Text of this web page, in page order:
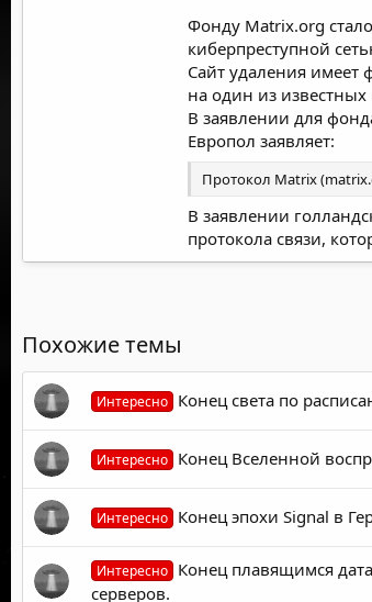
Фонду Matrix.org
киберпреступной
Сайт удаления имеет
на один из
В заявлении для
Европол заявляет:
Протокол Matrix
В заявлении
протокола связи,
Похожие темы
Интересно Конец света по
Интересно Конец Вселенной
Интересно Конец эпохи Signal в
Интересно Конец плавящимся
серверов.